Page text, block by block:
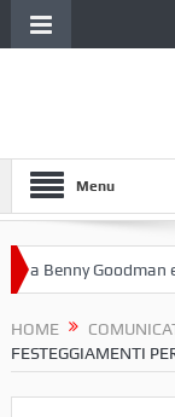
Menu
a Benny Goodman ed
HOME
FESTEGGIAMENTI